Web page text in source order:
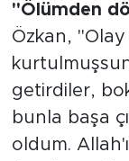
"Ölümden
Özkan, "Olay
getirdiler,
bunla başa
oldum.